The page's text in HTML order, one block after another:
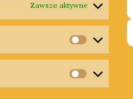
Zawsze aktywne
Statystyki